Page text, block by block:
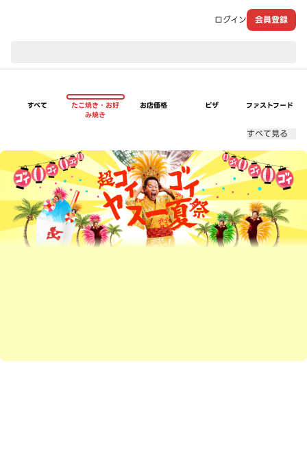
ログイン 会員登録
すべて
たこ焼き・お好
み焼き
お店価格 ピザ ファストフード
すべて見る
超ゴイゴイヤスー夏祭